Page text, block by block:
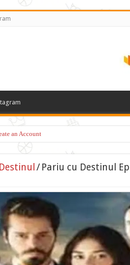
an Account
/ Pariu cu Destinul